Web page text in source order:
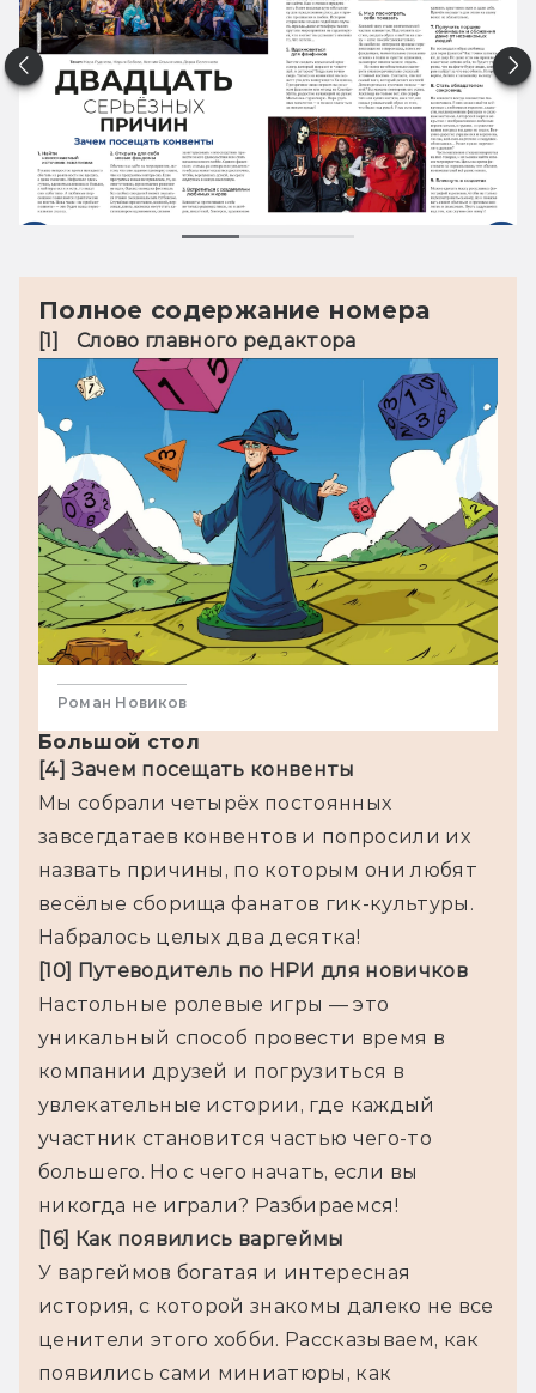
Полное содержание номера
[1]	Слово главного редактора
Роман Новиков
Большой стол
[4] Зачем посещать конвенты
Мы собрали четырёх постоянных
завсегдатаев конвентов и попросили их
назвать причины, по которым они любят
весёлые сборища фанатов гик-культуры.
[10] Путеводитель по НРИ для новичков
Настольные ролевые игры — это
уникальный способ провести время в
компании друзей и погрузиться в
увлекательные истории, где каждый
участник становится частью чего-то
большего. Но с чего начать, если вы
[16] Как появились варгеймы
У варгеймов богатая и интересная
история, с которой знакомы далеко не все
ценители этого хобби. Рассказываем, как
появились сами миниатюры, как